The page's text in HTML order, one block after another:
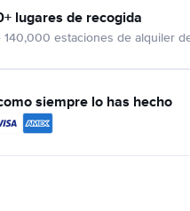
lugares de recogida
140,000 estaciones de alquiler
siempre lo has hecho